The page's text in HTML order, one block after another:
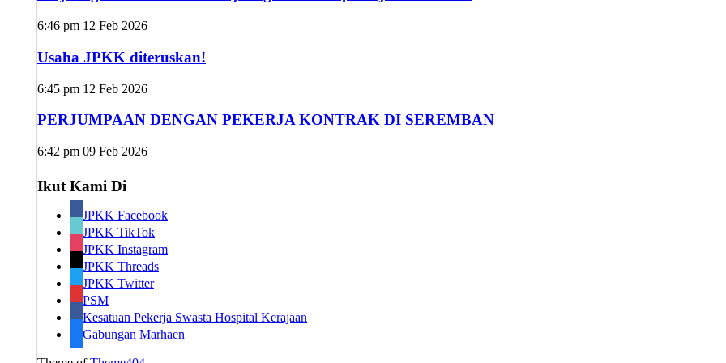
6:46 pm 12 Feb 2026
Usaha JPKK diteruskan!
6:45 pm 12 Feb 2026
PERJUMPAAN DENGAN PEKERJA KONTRAK DI SEREMBAN
6:42 pm 09 Feb 2026
Ikut Kami Di
JPKK Facebook
JPKK TikTok
JPKK Instagram
JPKK Threads
JPKK Twitter
PSM
Kesatuan Pekerja Swasta Hospital Kerajaan
Gabungan Marhaen